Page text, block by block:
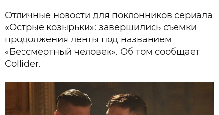
Отличные новости для поклонников сериала
«Острые козырьки»: завершились съемки
продолжения ленты под названием
«Бессмертный человек». Об том сообщает
Collider.